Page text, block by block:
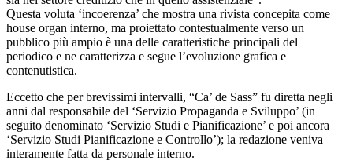
Questa voluta ‘incoerenza’ che mostra una rivista concepita come
house organ interno, ma proiettato contestualmente verso un
pubblico più ampio è una delle caratteristiche principali del
periodico e ne caratterizza e segue l’evoluzione grafica e
contenutistica.
Eccetto che per brevissimi intervalli, “Ca’ de Sass” fu diretta negli
anni dal responsabile del ‘Servizio Propaganda e Sviluppo’ (in
seguito denominato ‘Servizio Studi e Pianificazione’ e poi ancora
‘Servizio Studi Pianificazione e Controllo’); la redazione veniva
interamente fatta da personale interno.